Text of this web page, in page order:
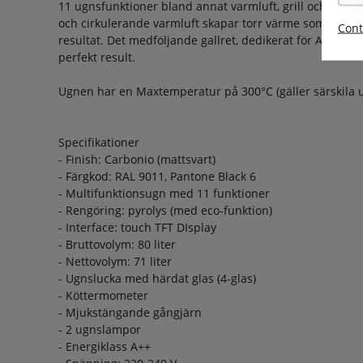
11 ugnsfunktioner bland annat varmluft, grill och
och cirkulerande varmluft skapar torr värme som ger en
resultat. Det medföljande gallret, dedikerat för
perfekt result.
Ugnen har en Maxtemperatur på 300°C (gäller särskila
Specifikationer
- Finish: Carbonio (mattsvart)
- Färgkod: RAL 9011, Pantone Black 6
- Multifunktionsugn med 11 funktioner
- Rengöring: pyrolys (med eco-funktion)
- Interface: touch TFT DIsplay
- Bruttovolym: 80 liter
- Nettovolym: 71 liter
- Ugnslucka med härdat glas (4-glas)
- Köttermometer
- Mjukstängande gångjärn
- 2 ugnslampor
- Energiklass A++